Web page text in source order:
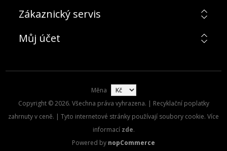
Zákaznický servis
Můj účet
Měna
Copyright © 2026. Všechna práva vyhrazena. | Recyklační poplatky
zahrnuty v ceně. | Tyto internetové stránky používají soubory cookie. Více
informací zde.
Powered by nopCommerce